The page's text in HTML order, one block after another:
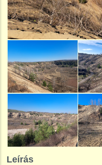
Leírás